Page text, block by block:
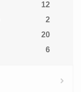
12
2
20
6